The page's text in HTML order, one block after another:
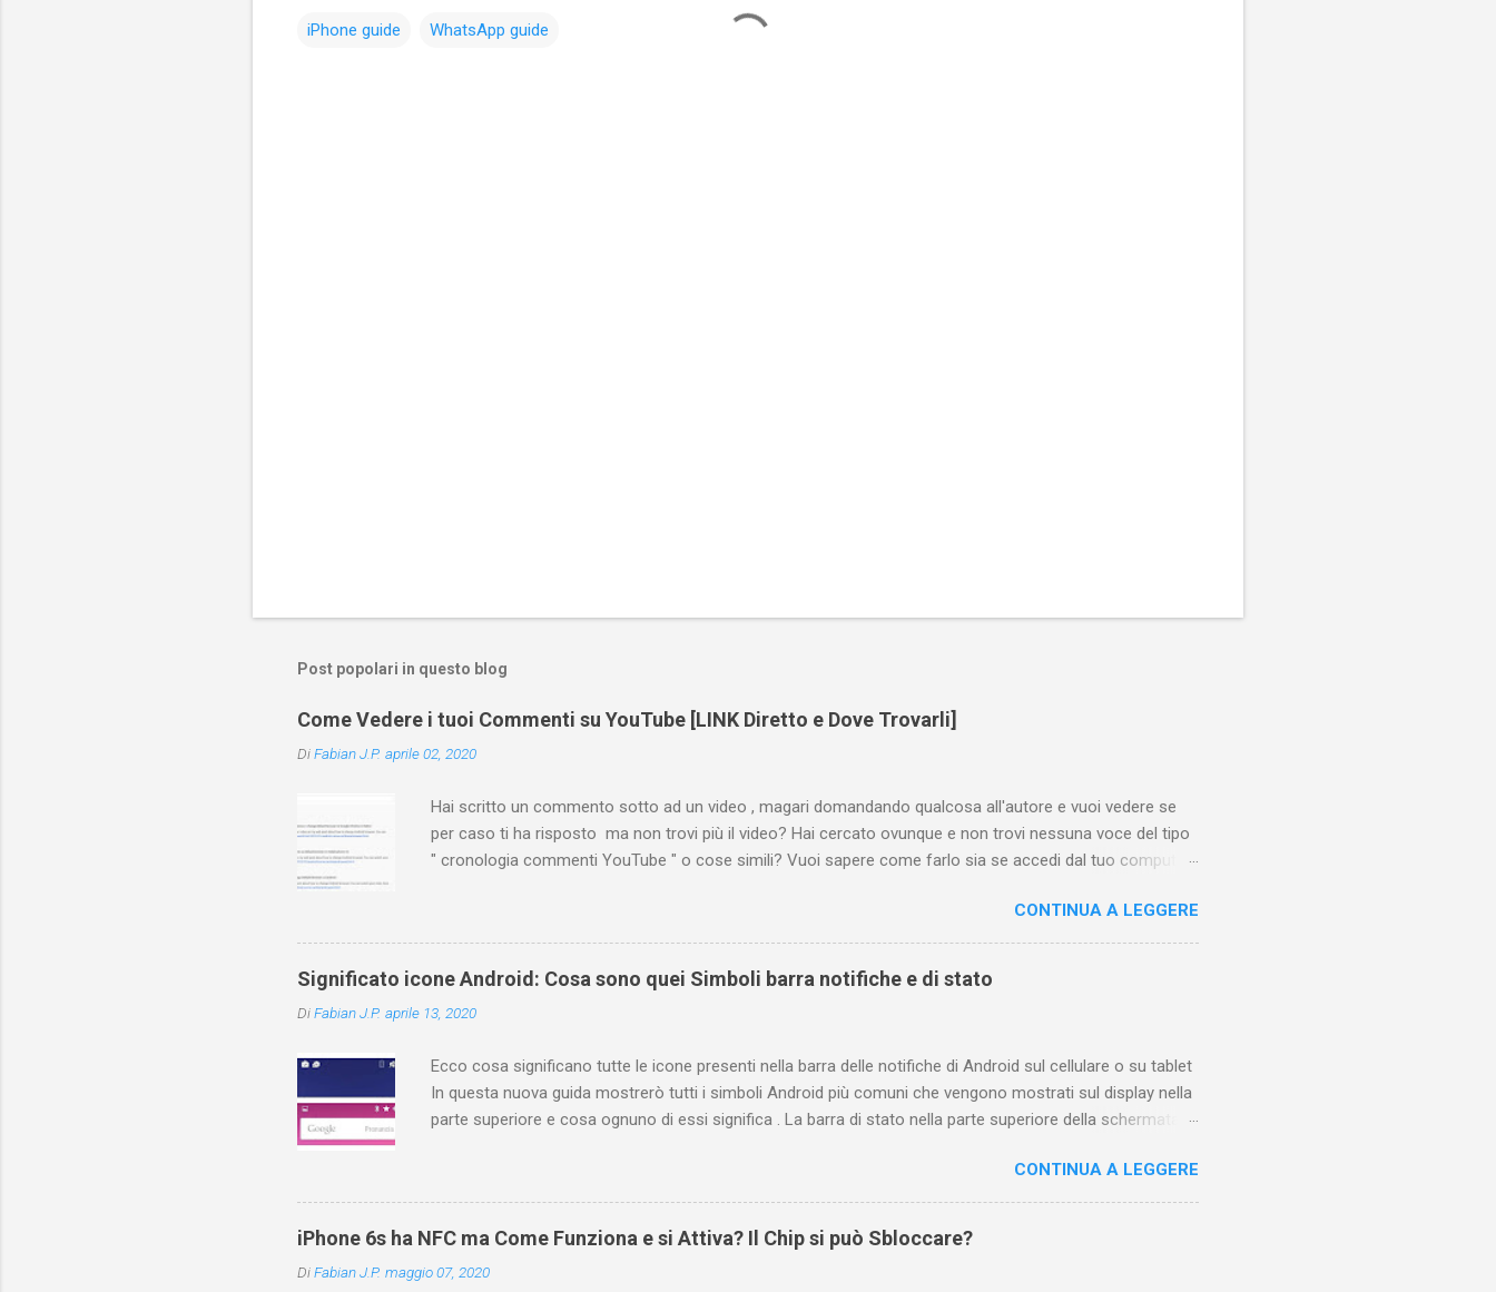
iPhone guide WhatsApp guide
Post popolari in questo blog
Come Vedere i tuoi Commenti su YouTube [LINK Diretto e Dove Trovarli]
DiFabian J.P. aprile 02, 2020
Hai scritto un commento sotto ad un video , magari domandando qualcosa all'autore e vuoi vedere se
per caso ti ha risposto ma non trovi più il video? Hai cercato ovunque e non trovi nessuna voce del tipo
" cronologia commenti YouTube " o cose simili? Vuoi sapere come farlo sia se accedi dal tuo computer
dove trovare i propri commenti di YouTube , ossia quelli lasciati sotto un video qualche tempo fa.
Ovviamente la risposta é positiva ma mi ci è voluto un bel po' di tempo prima di trovare questa funzione
di YouTube perché è anche poco semplice capire on che modo si potesse chiamare questo "posto".
Vediamo quindi subito come visualizzare i vostri commenti di YouTube, lasciati sotto ai video di altri
YouTuber e magari scoprirete anche che la vostra domanda ha avuto già da molto tempo una o più
CONTINUA A LEGGERE
Significato icone Android: Cosa sono quei Simboli barra notifiche e di stato
DiFabian J.P. aprile 13, 2020
Ecco cosa significano tutte le icone presenti nella barra delle notifiche di Android sul cellulare o su tablet
In questa nuova guida mostrerò tutti i simboli Android più comuni che vengono mostrati sul display nella
parte superiore e cosa ognuno di essi significa . La barra di stato nella parte superiore della schermata
cosa significano. Prima di tutto è bene fare una distinzione tra due gruppi di icone, con posizione
differente e conseguente pertinenza diversa. Le icone a sinistra forniscono informazioni relative alle
applicazioni, ad esempio i nuovi messaggi o i download. Se non conoscete il significato di una di queste
icone, fate scorrere la barra di stato verso il basso per visualizzare i dettagli. Le icone a destra
forniscono informazioni relative al telefono, ad esempio il livello di carica della batteria e la connessione
CONTINUA A LEGGERE
iPhone 6s ha NFC ma Come Funziona e si Attiva? Il Chip si può Sbloccare?
DiFabian J.P. maggio 07, 2020